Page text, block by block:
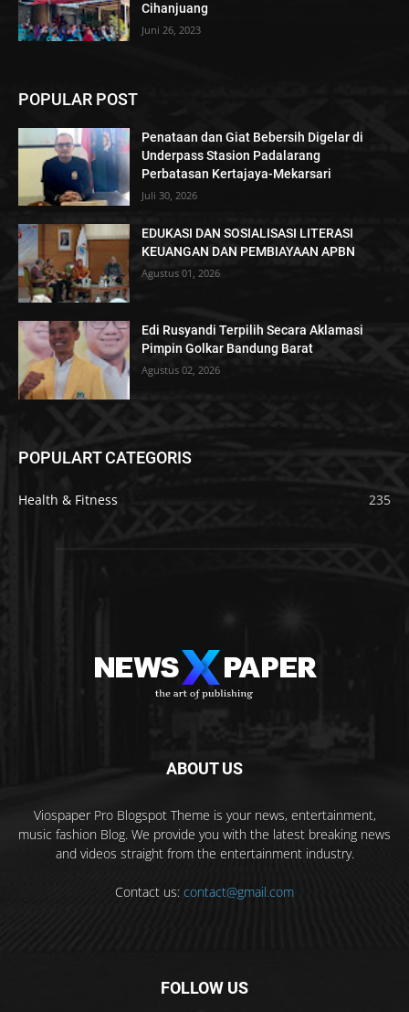
Cihanjuang
Juni 26, 2023
POPULAR POST
Penataan dan Giat Bebersih Digelar di
Underpass Stasion Padalarang
Perbatasan Kertajaya-Mekarsari
Juli 30, 2026
EDUKASI DAN SOSIALISASI LITERASI
KEUANGAN DAN PEMBIAYAAN APBN
Agustus 01, 2026
Edi Rusyandi Terpilih Secara Aklamasi
Pimpin Golkar Bandung Barat
Agustus 02, 2026
POPULART CATEGORIS
Health & Fitness 235
ABOUT US
Viospaper Pro Blogspot Theme is your news, entertainment,
music fashion Blog. We provide you with the latest breaking news
and videos straight from the entertainment industry.
Contact us: contact@gmail.com
FOLLOW US